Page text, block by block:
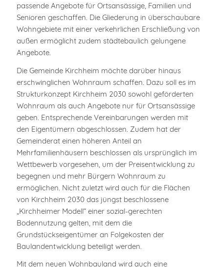
passende Angebote für Ortsansässige, Familien und
Senioren geschaffen. Die Gliederung in überschaubare
Wohngebiete mit einer verkehrlichen Erschließung von
außen ermöglicht zudem städtebaulich gelungene
Angebote.
Die Gemeinde Kirchheim möchte darüber hinaus
erschwinglichen Wohnraum schaffen. Dazu soll es im
Strukturkonzept Kirchheim 2030 sowohl geförderten
Wohnraum als auch Angebote nur für Ortsansässige
geben. Entsprechende Vereinbarungen werden mit
den Eigentümern abgeschlossen. Zudem hat der
Gemeinderat einen höheren Anteil an
Mehrfamilienhäusern beschlossen als ursprünglich im
Wettbewerb vorgesehen, um der Preisentwicklung zu
begegnen und mehr Bürgern Wohnraum zu
ermöglichen. Nicht zuletzt wird auch für die Flächen
von Kirchheim 2030 das jüngst beschlossene
„Kirchheimer Modell“ einer sozial-gerechten
Bodennutzung gelten, mit dem die
Grundstückseigentümer an Folgekosten der
Baulandentwicklung beteiligt werden.
Mit dem neuen Wohnbauland wird auch eine